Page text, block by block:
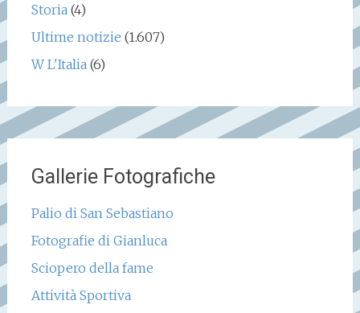
Storia (4)
Ultime notizie (1.607)
W L'Italia (6)
Gallerie Fotografiche
Palio di San Sebastiano
Fotografie di Gianluca
Sciopero della fame
Attività Sportiva